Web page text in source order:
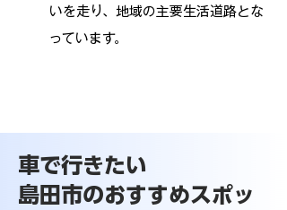
いを走り、地域の主要生活道路とな
っています。
車で行きたい
島田市のおすすめスポッ